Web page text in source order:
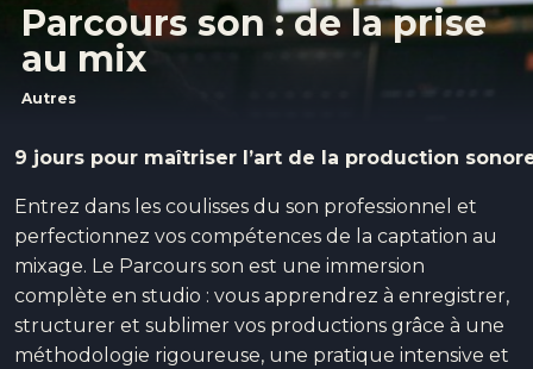
Parcours son : de la prise
au mix
Autres
9 jours pour maîtriser l’art de la production
Entrez dans les coulisses du son professionnel et
perfectionnez vos compétences de la captation au
mixage. Le Parcours son est une immersion
complète en studio : vous apprendrez à enregistrer,
structurer et sublimer vos productions grâce à une
méthodologie rigoureuse, une pratique intensive et